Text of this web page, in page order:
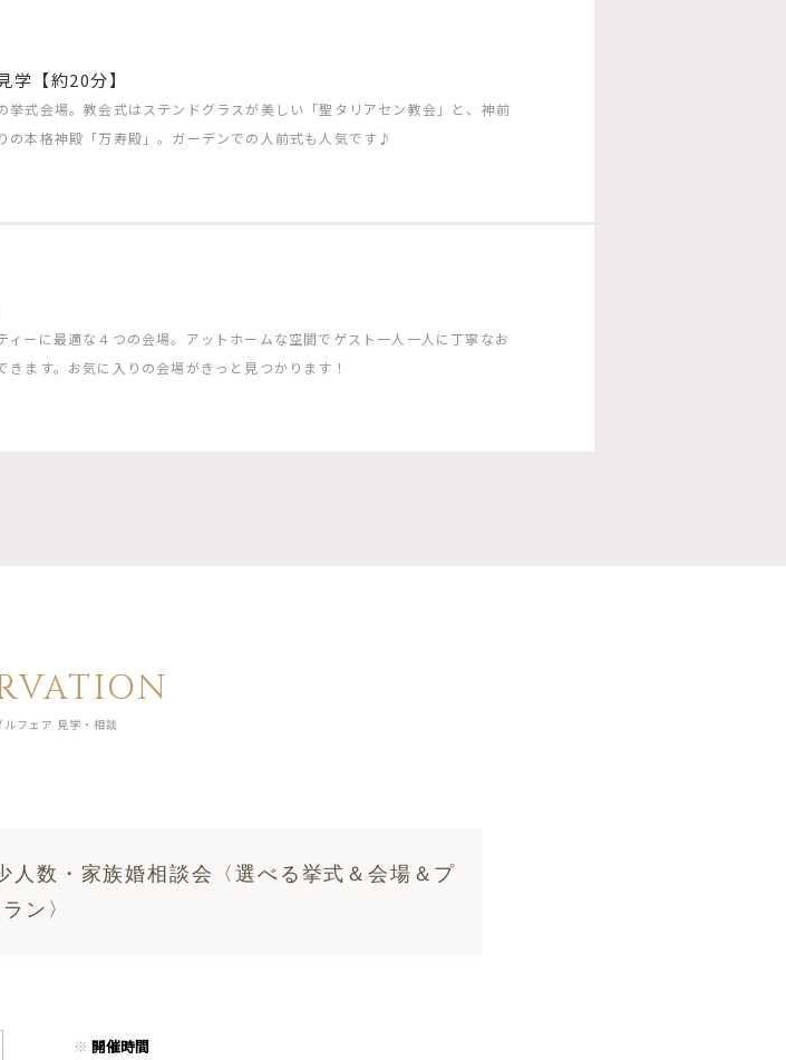
学【約20分】
挙式会場。教会式はステンドグラスが美しい「聖タリアセン教会」と、神前
の本格神殿「万寿殿」。ガーデンでの人前式も人気です♪
ィーに最適な４つの会場。アットホームな空間でゲスト一人一人に丁寧なお
きます。お気に入りの会場がきっと見つかります！
ルフェア 見学・相談
人数・家族婚相談会〈選べる挙式＆会場＆プ
ラン〉
※ 開催時間